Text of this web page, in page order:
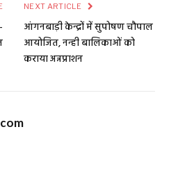
NEXT ARTICLE
आंगनबाड़ी केन्द्रों में सुपोषण चौपाल
आयोजित, नन्ही बालिकाओं को
कराया अन्नप्राशन